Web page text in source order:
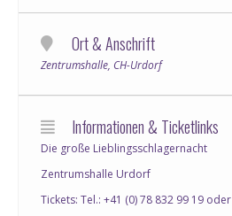
Ort & Anschrift
Zentrumshalle, CH-Urdorf
Informationen & Ticketlinks
Die große Lieblingsschlagernacht
Zentrumshalle Urdorf
Tickets: Tel.: +41 (0) 78 832 99 19 oder